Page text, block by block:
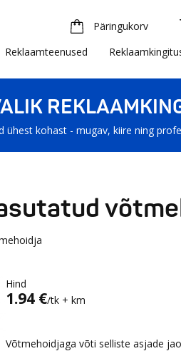
Päringukorv
Reklaamteenused
ühest kohast - mugav, kiire ning
Hind
1.94 €/tk + km
Võtmehoidjaga võti selliste asjade